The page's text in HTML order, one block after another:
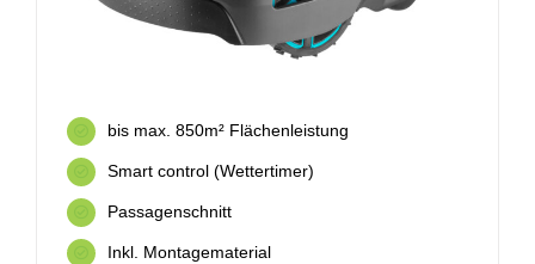
bis max. 850m² Flächenleistung
Smart control (Wettertimer)
Passagenschnitt
Inkl. Montagematerial